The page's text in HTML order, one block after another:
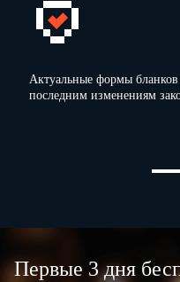
Актуальные формы бланков
последним изменениям
Первые 3 дня